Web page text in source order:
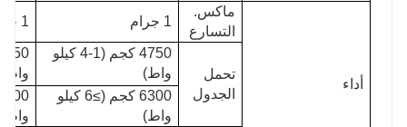
أداء
ماكس.
التسارع
1 جرام 1 جرام
تحمل
الجدول
4750 كجم (1-4 كيلو
واط)
واط)
6300 كجم (≥6 كيلو
واط)
واط)